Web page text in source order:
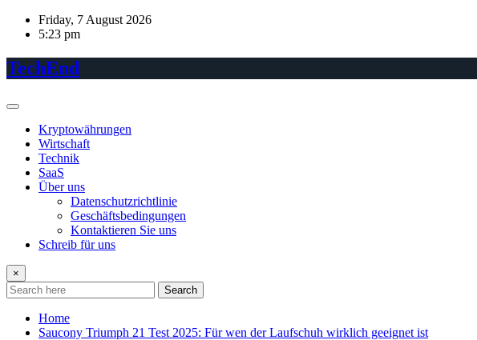
Skip
Friday, 7 August 2026
5:23 pm
TechEnd
Kryptowährungen
Wirtschaft
Technik
SaaS
Über uns
Datenschutzrichtlinie
Geschäftsbedingungen
Kontaktieren Sie uns
Schreib für uns
×
Search
Home
Saucony Triumph 21 Test 2025: Für wen der Laufschuh wirklich geeignet ist